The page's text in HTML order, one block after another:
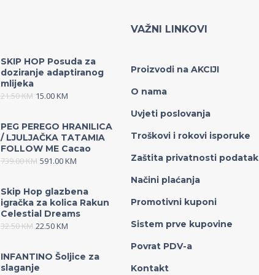
SKIP HOP Posuda za
doziranje adaptiranog
mlijeka
21.50KM 15.00KM
PEG PEREGO HRANILICA
/ LJULJAČKA TATAMIA
FOLLOW ME Cacao
739.00KM 591.00KM
Skip Hop glazbena
igračka za kolica Rakun
Celestial Dreams
32.50KM 22.50KM
INFANTINO Šoljice za
slaganje
VAŽNI LINKOVI
Proizvodi na AKCIJI
O nama
Uvjeti poslovanja
Troškovi i rokovi isporuke
Zaštita privatnosti
Načini plaćanja
Promotivni kuponi
Sistem prve kupovine
Povrat PDV-a
Kontakt